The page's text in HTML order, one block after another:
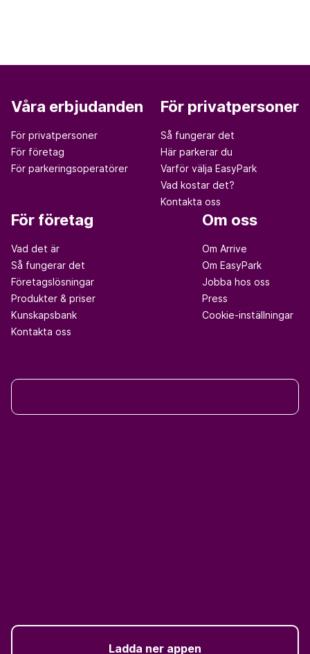
Våra erbjudanden
För privatpersoner
För företag
För parkeringsoperatörer
För privatpersoner
Så fungerar det
Här parkerar du
Varför välja EasyPark
Vad kostar det?
Kontakta oss
För företag
Vad det är
Så fungerar det
Företagslösningar
Produkter & priser
Kunskapsbank
Kontakta oss
Om oss
Om Arrive
Om EasyPark
Jobba hos oss
Press
Cookie-inställningar
Ladda ner appen